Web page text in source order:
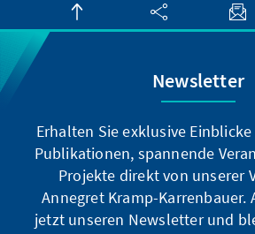
Newsletter
Erhalten Sie exklusive
Publikationen, spannende
Projekte direkt von unserer
Annegret Kramp-Karrenbauer.
jetzt unseren Newsletter und